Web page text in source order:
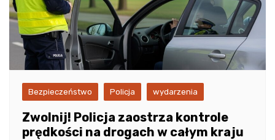
Bezpieczeństwo Policja wydarzenia
Zwolnij! Policja zaostrza kontrole
prędkości na drogach w całym kraju